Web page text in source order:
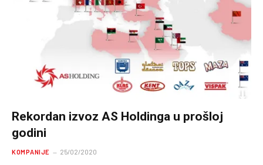
Rekordan izvoz AS Holdinga u prošloj
godini
KOMPANIJE 25/02/2020